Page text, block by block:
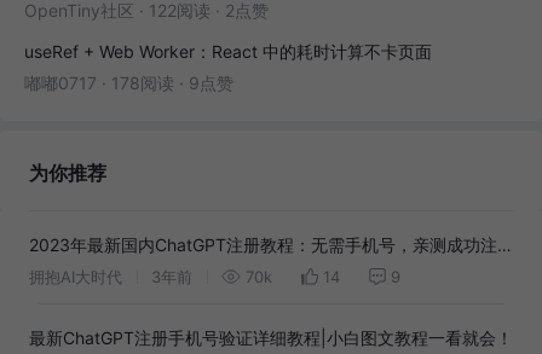
OpenTiny社区 · 122阅读 · 2点赞
useRef + Web Worker：React 中的耗时计算不卡页面
嘟嘟0717 · 178阅读 · 9点赞
为你推荐
2023年最新国内ChatGPT注册教程：无需手机号，亲测成功注
册！
拥抱AI大时代 3年前 70k 14 9
最新ChatGPT注册手机号验证详细教程|小白图文教程一看就会！